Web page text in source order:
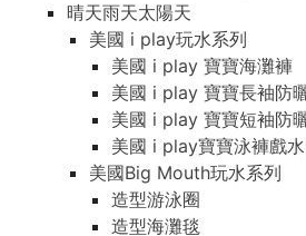
晴天雨天太陽天
美國 i play玩水系列
美國 i play 寶寶海灘褲
美國 i play 寶寶長袖防
美國 i play 寶寶短袖防
美國 i play寶寶泳褲戲
美國Big Mouth玩水系列
造型游泳圈
造型海灘毯